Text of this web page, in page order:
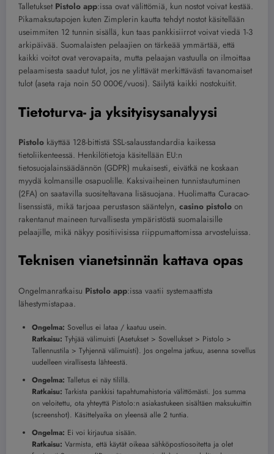
Talletukset Pistolo app:issa ovat välittömiä, kun nostot voivat kestää.
Pikamaksutapojen kuten Zimplerin kautta tehdyt nostot käsitellään
useimmiten 12 tunnin sisällä, kun taas pankkisiirrot voivat viedä 1-3
arkipäivää. Suomalaisten pelaajien on tärkeää ymmärtää, että
kaikki voitot ovat verovapaita, mutta pelaajan vastuulla on ilmoittaa
pelaamisesta saadut tulot, jos ne ylittävät merkittävästi tavanomaiset
tulot (aseta raja noin 50 000€/vuosi). Säilytä kaikki nostokuitit.
Tietoturva- ja yksityisysanalyysi
Pistolo käyttää 128-bittistä SSL-salausstandardia kaikessa
tietoliikenteessä. Henkilötietoja käsitellään EU:n
tietosuojalainsäädännön (GDPR) mukaisesti, eivätkä ne koskaan
myydä kolmansille osapuolille. Kaksivaiheinen tunnistautuminen
(2FA) on saatavilla suositeltavana lisäsuojana. Huolimatta Curacao-
lisenssistä, mikä tarjoaa perustason sääntelyn, casino pistolo on
rakentanut maineen turvallisesta ympäristöstä suomalaisille
pelaajille, mikä näkyy positiivisissa riippumattomissa arvosteluissa.
Teknisen vianetsinnän kattava opas
Ongelmanratkaisu Pistolo app:issa vaatii systemaattista
lähestymistapaa.
Ongelma: Sovellus ei lataa / kaatuu usein.
Ratkaisu: Tyhjää välimuisti (Asetukset > Sovellukset > Pistolo >
Tallennustila > Tyhjennä välimuisti). Jos ongelma jatkuu, asenna sovellus
uudelleen virallisesta lähteestä.
Ongelma: Talletus ei näy tilillä.
Ratkaisu: Tarkista pankkisi tapahtumahistoria välittömästi. Jos summa
on veloitettu, ota yhteyttä Pistolo:n asiakastukeen sisältäen maksukuittin
(screenshot). Käsittelyaika on yleensä alle 2 tuntia.
Ongelma: Ei voi kirjautua sisään.
Ratkaisu: Varmista, että käytät oikeaa sähköpostiosoitetta ja olet